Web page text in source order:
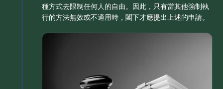
種方式去限制任何人的自由。因此，只有當其他強制執
行的方法無效或不適用時，閣下才應提出上述的申請。